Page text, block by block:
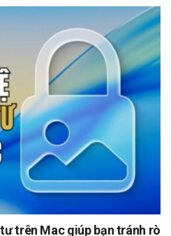
trên Mac giúp bạn tránh rò